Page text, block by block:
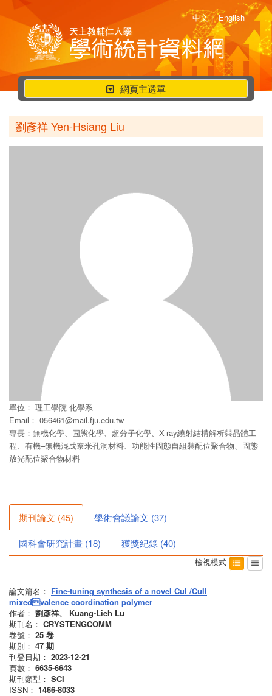
中文 | English
行
動
選
單
網頁主選單
劉彥祥 Yen-Hsiang Liu
單位： 理工學院 化學系
Email： 056461@mail.fju.edu.tw
專長：無機化學、固態化學、超分子化學、X-ray繞射結構解析與晶體工
程、有機–無機混成奈米孔洞材料、功能性固態自組裝配位聚合物、固態
放光配位聚合物材料
期刊論文 (45) 學術會議論文 (37)
國科會研究計畫 (18) 獲獎紀錄 (40)
檢視模式
論文篇名： Fine-tuning synthesis of a novel CuI /CuII
mixedvalence coordination polymer
作者： 劉彥祥、 Kuang-Lieh Lu
期刊名： CRYSTENGCOMM
卷號： 25 卷
期別： 47 期
刊登日期： 2023-12-21
頁數： 6635-6643
期刊類型： SCI
ISSN： 1466-8033